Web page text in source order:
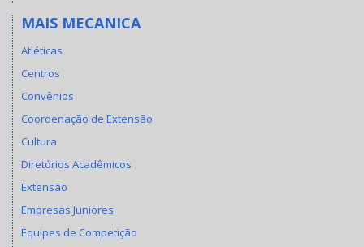
MAIS MECANICA
Atléticas
Centros
Convênios
Coordenação de Extensão
Cultura
Diretórios Acadêmicos
Extensão
Empresas Juniores
Equipes de Competição